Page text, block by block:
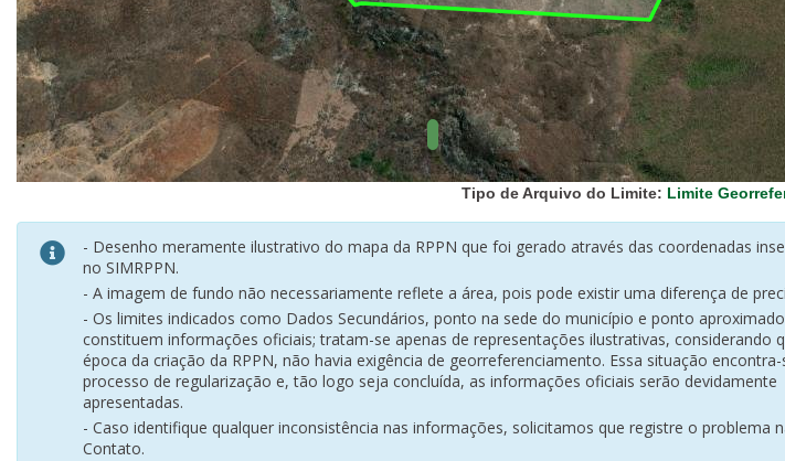
Vegetação
(IBGE)
Rodovias
(IBGE)
Relevo
(IBGE)
Tipo de Arquivo do Limite: Limite
- Desenho meramente ilustrativo do mapa da RPPN que foi gerado através das coordenadas
no SIMRPPN.
- A imagem de fundo não necessariamente reflete a área, pois pode existir uma diferença de
- Os limites indicados como Dados Secundários, ponto na sede do município e ponto
constituem informações oficiais; tratam-se apenas de representações ilustrativas, considerando
época da criação da RPPN, não havia exigência de georreferenciamento. Essa situação
processo de regularização e, tão logo seja concluída, as informações oficiais serão devidamente
apresentadas.
- Caso identifique qualquer inconsistência nas informações, solicitamos que registre o problema
Contato.